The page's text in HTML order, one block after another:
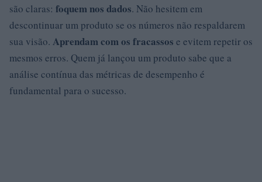
são claras: foquem nos dados. Não hesitem em
descontinuar um produto se os números não respaldarem
sua visão. Aprendam com os fracassos e evitem repetir os
mesmos erros. Quem já lançou um produto sabe que a
análise contínua das métricas de desempenho é
fundamental para o sucesso.